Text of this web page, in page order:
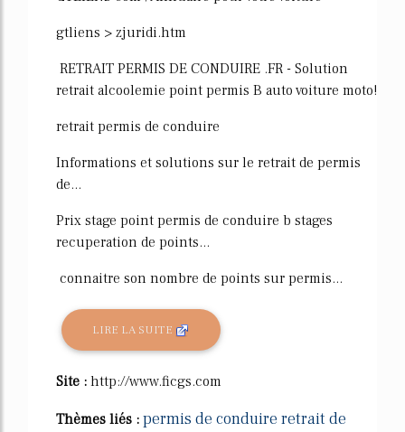
gtliens > zjuridi.htm
RETRAIT PERMIS DE CONDUIRE .FR - Solution
retrait alcoolemie point permis B auto voiture moto!
retrait permis de conduire
Informations et solutions sur le retrait de permis
de...
Prix stage point permis de conduire b stages
recuperation de points...
connaitre son nombre de points sur permis...
LIRE LA SUITE
Site : http://www.ficgs.com
Thèmes liés : permis de conduire retrait de